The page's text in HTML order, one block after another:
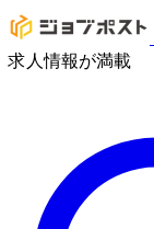
求人情報が満載